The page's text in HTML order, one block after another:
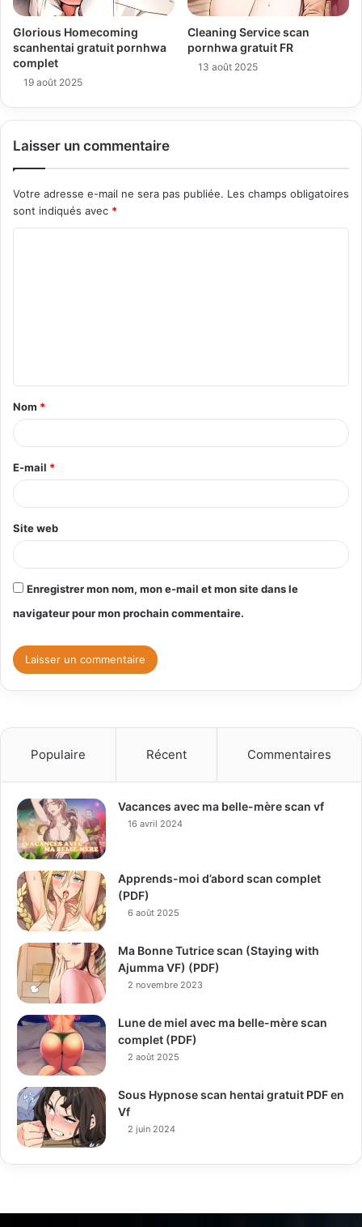
Glorious Homecoming
scanhentai gratuit pornhwa
complet
19 août 2025
Cleaning Service scan
pornhwa gratuit FR
13 août 2025
Laisser un commentaire
Votre adresse e-mail ne sera pas publiée. Les champs obligatoires
sont indiqués avec *
t
a
i
e
*
Nom *
E-mail *
Site web
Enregistrer mon nom, mon e-mail et mon site dans le
navigateur pour mon prochain commentaire.
Populaire Récent Commentaires
Vacances avec ma belle-mère scan vf
16 avril 2024
Apprends-moi d’abord scan complet
(PDF)
6 août 2025
Ma Bonne Tutrice scan (Staying with
Ajumma VF) (PDF)
2 novembre 2023
Lune de miel avec ma belle-mère scan
complet (PDF)
2 août 2025
Sous Hypnose scan hentai gratuit PDF en
Vf
2 juin 2024